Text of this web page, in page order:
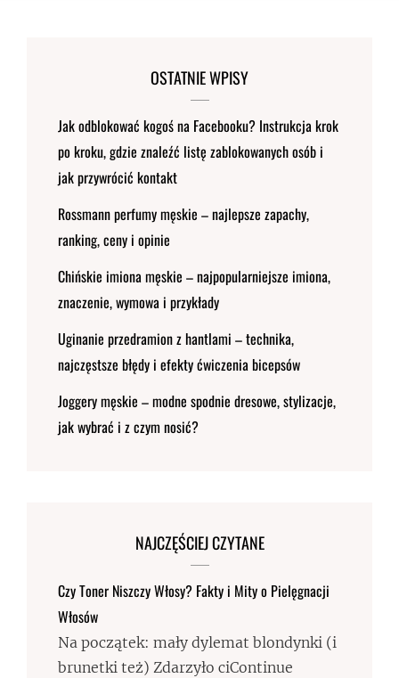
OSTATNIE WPISY
Jak odblokować kogoś na Facebooku? Instrukcja krok
po kroku, gdzie znaleźć listę zablokowanych osób i
jak przywrócić kontakt
Rossmann perfumy męskie – najlepsze zapachy,
ranking, ceny i opinie
Chińskie imiona męskie – najpopularniejsze imiona,
znaczenie, wymowa i przykłady
Uginanie przedramion z hantlami – technika,
najczęstsze błędy i efekty ćwiczenia bicepsów
Joggery męskie – modne spodnie dresowe, stylizacje,
jak wybrać i z czym nosić?
NAJCZĘŚCIEJ CZYTANE
Czy Toner Niszczy Włosy? Fakty i Mity o Pielęgnacji
Włosów
Na początek: mały dylemat blondynki (i
brunetki też) Zdarzyło ciContinue